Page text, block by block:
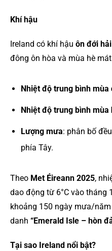
Khí hậu
Ireland có khí hậu ôn đới
đông ôn hòa và mùa hè
Nhiệt độ trung bình mùa
Nhiệt độ trung bình mùa
Lượng mưa: phân bố
phía Tây.
Theo Met Éireann 2025,
dao động từ 6°C vào tháng
khoảng 150 ngày mưa/
danh “Emerald Isle – hòn
Tại sao Ireland nổi bật?